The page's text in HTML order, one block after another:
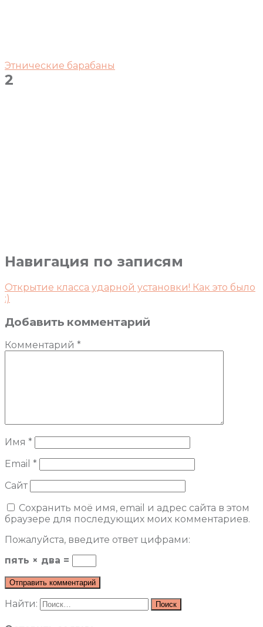
Этнические барабаны
2
Навигация по записям
Открытие класса ударной установки! Как это было
:)
Добавить комментарий
Комментарий *
Имя *
Email *
Сайт
Сохранить моё имя, email и адрес сайта в этом
браузере для последующих моих комментариев.
Пожалуйста, введите ответ цифрами:
пять × два =
Найти: